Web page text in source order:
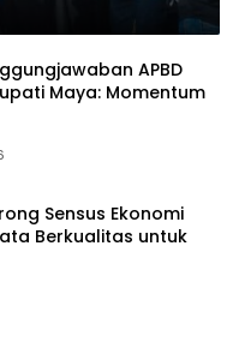
APBD
Maya: Momentum
Sensus Ekonomi
Berkualitas untuk